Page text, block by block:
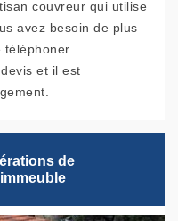
couvreur qui utilise
avez besoin de plus
téléphoner
et il est
de